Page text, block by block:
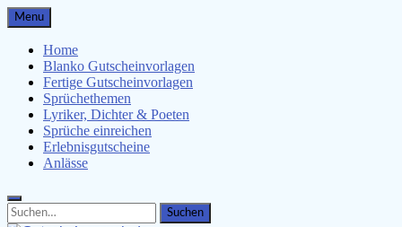
Skip
to
content
Menu
Home
Blanko Gutscheinvorlagen
Fertige Gutscheinvorlagen
Sprüchethemen
Lyriker, Dichter & Poeten
Sprüche einreichen
Erlebnisgutscheine
Anlässe
Search
for:
Search